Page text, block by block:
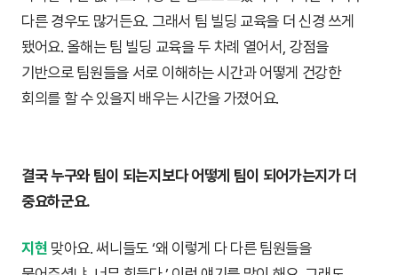
다른 경우도 많거든요. 그래서 팀 빌딩 교육을 더 신경 쓰게
됐어요. 올해는 팀 빌딩 교육을 두 차례 열어서, 강점을
기반으로 팀원들을 서로 이해하는 시간과 어떻게 건강한
회의를 할 수 있을지 배우는 시간을 가졌어요.
결국 누구와 팀이 되는지보다 어떻게 팀이 되어가는지가 더
중요하군요.
지현 맞아요. 써니들도 ‘왜 이렇게 다 다른 팀원들을